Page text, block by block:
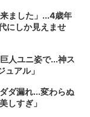
ました」...4歳年
にしか見えませ
人ユニ姿で...神ス
アル」
ダ漏れ...変わらぬ
しすぎ」